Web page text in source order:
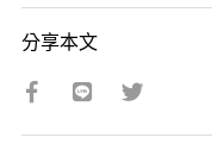
分享本文